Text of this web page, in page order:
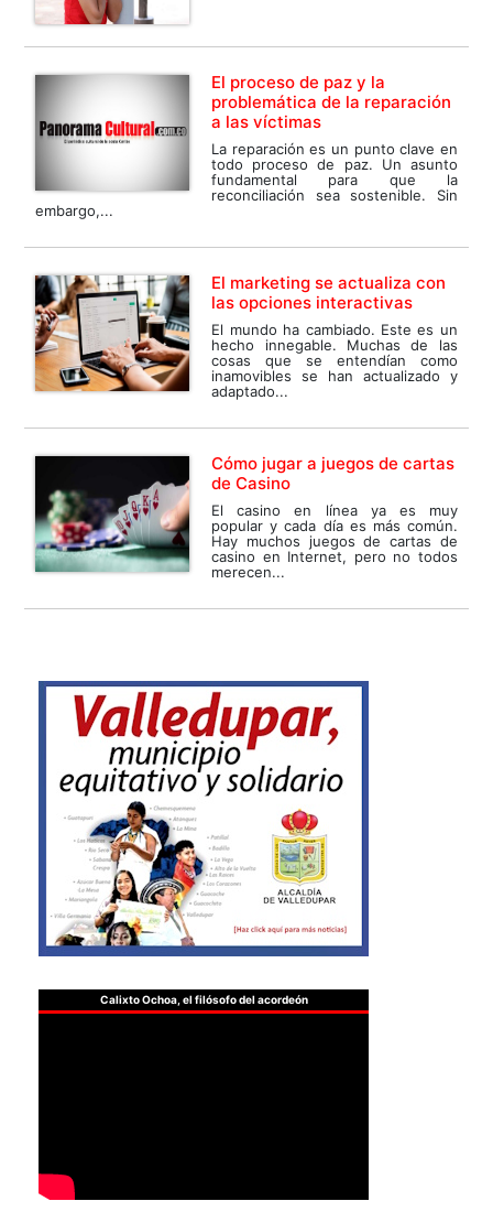
El proceso de paz y la
problemática de la reparación
a las víctimas
La reparación es un punto clave en
todo proceso de paz. Un asunto
fundamental para que la
reconciliación sea sostenible. Sin
embargo,...
El marketing se actualiza con
las opciones interactivas
El mundo ha cambiado. Este es un
hecho innegable. Muchas de las
cosas que se entendían como
inamovibles se han actualizado y
adaptado...
Сómo jugar a juegos de cartas
de Casino
El casino en línea ya es muy
popular y cada día es más común.
Hay muchos juegos de cartas de
casino en Internet, pero no todos
merecen...
Calixto Ochoa, el filósofo del acordeón